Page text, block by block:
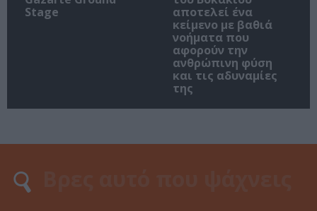
Stage
αποτελεί ένα
κείμενο με βαθιά
νοήματα που
αφορούν την
ανθρώπινη φύση
και τις αδυναμίες
της